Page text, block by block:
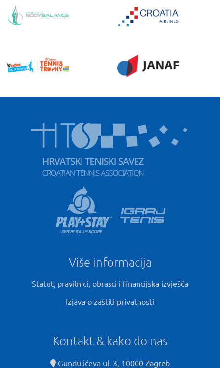
Više informacija
Statut, pravilnici, obrasci i financijska izvješća
Izjava o zaštiti privatnosti
Kontakt & kako do nas
Gundulićeva ul. 3, 10000 Zagreb